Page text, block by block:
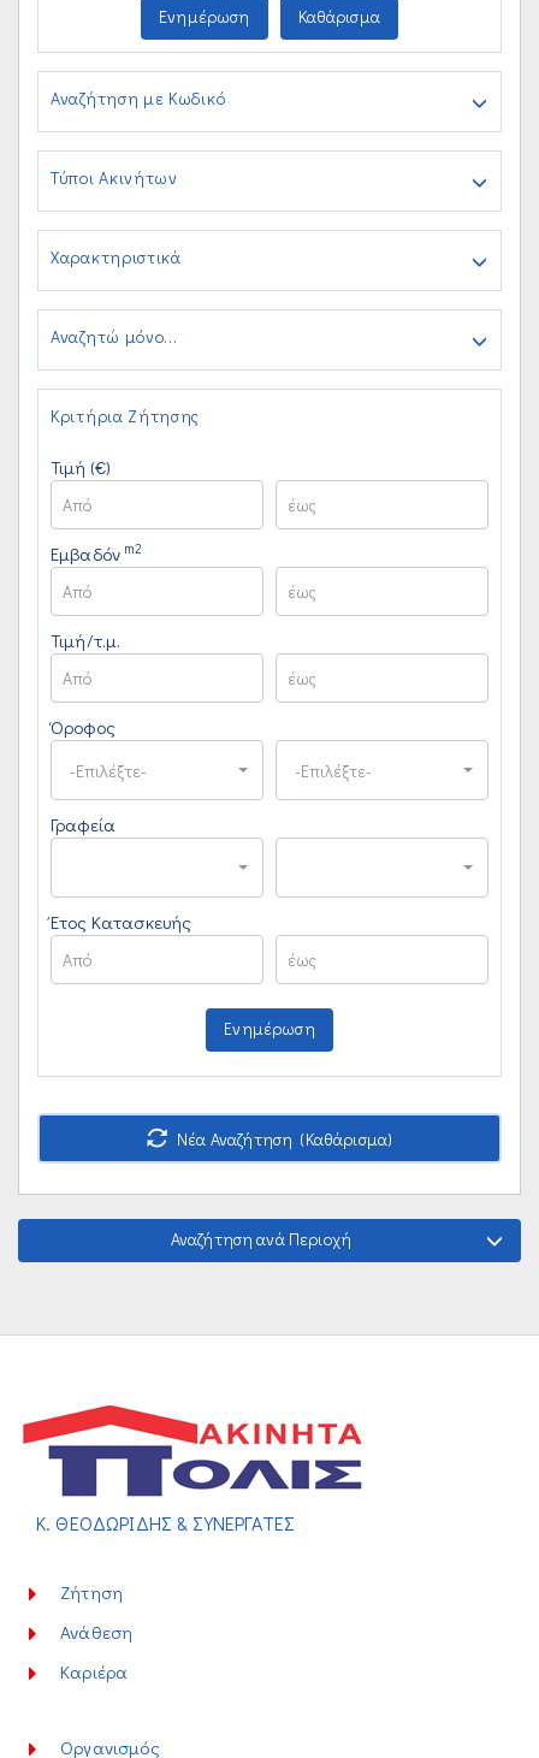
Ενημέρωση Καθάρισμα
Αναζήτηση με Κωδικό
Τύποι Ακινήτων
Χαρακτηριστικά
Αναζητώ μόνο...
Κριτήρια Ζήτησης
Τιμή (€)
Εμβαδόν m2
Τιμή/τ.μ.
Όροφος
-Επιλέξτε- -Επιλέξτε-
Γραφεία
Έτος Κατασκευής
Ενημέρωση
Νέα Αναζήτηση (Καθάρισμα)
Αναζήτηση ανά Περιοχή
Κ. ΘΕΟΔΩΡΙΔΗΣ & ΣΥΝΕΡΓΑΤΕΣ
Ζήτηση
Ανάθεση
Καριέρα
Οργανισμός